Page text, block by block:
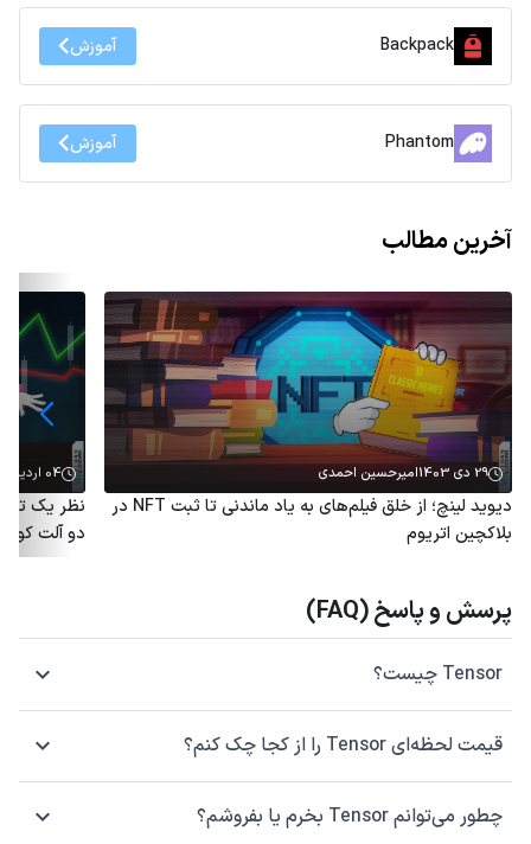
Backpack آموزش
Phantom آموزش
آخرین مطالب
29 دی 1403 امیرحسین احمدی
دیوید لینچ؛ از خلق فیلم‌های به یاد ماندنی تا ثبت NFT در
بلاکچین اتریوم
04 اردیبهشت 1403
نظر یک
دو آلت
پرسش و پاسخ (FAQ)
Tensor چیست؟
قیمت لحظه‌ای Tensor را از کجا چک کنم؟
چطور می‌توانم Tensor بخرم یا بفروشم؟